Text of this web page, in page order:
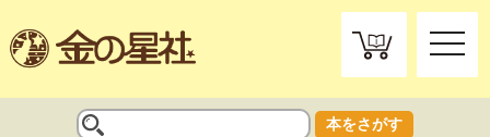
toggle
本をさがす